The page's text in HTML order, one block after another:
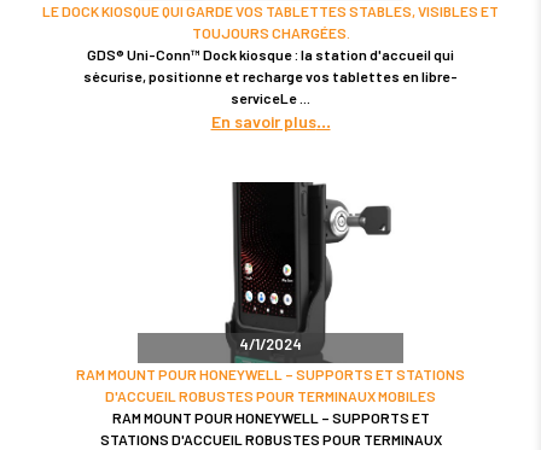
LE DOCK KIOSQUE QUI GARDE VOS TABLETTES STABLES, VISIBLES ET
TOUJOURS CHARGÉES.
GDS® Uni-Conn™ Dock kiosque : la station d'accueil qui
sécurise, positionne et recharge vos tablettes en libre-
serviceLe
En savoir plus
4/1/2024
RAM MOUNT POUR HONEYWELL – SUPPORTS ET STATIONS
D'ACCUEIL ROBUSTES POUR TERMINAUX MOBILES
RAM MOUNT POUR HONEYWELL – SUPPORTS ET
STATIONS D'ACCUEIL ROBUSTES POUR TERMINAUX